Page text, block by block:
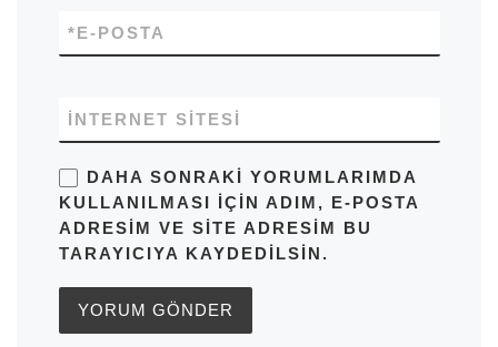
E-POSTA
*
İNTERNET SITESI
DAHA SONRAKI YORUMLARIMDA
KULLANILMASI IÇIN ADIM, E-POSTA
ADRESIM VE SITE ADRESIM BU
TARAYICIYA KAYDEDILSIN.